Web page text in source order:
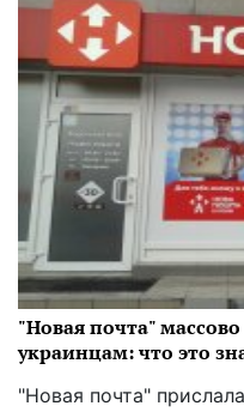
"Новая почта"
украинцам: что это
"Новая почта"